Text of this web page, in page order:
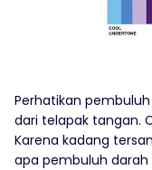
Perhatikan
dari telapak tangan.
Karena kadang
apa pembuluh darah